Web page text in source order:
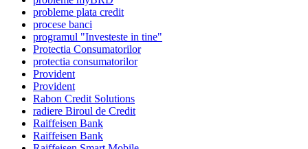
probleme plata credit
procese banci
programul "Investeste in tine"
Protectia Consumatorilor
protectia consumatorilor
Provident
Provident
Rabon Credit Solutions
radiere Biroul de Credit
Raiffeisen Bank
Raiffeisen Bank